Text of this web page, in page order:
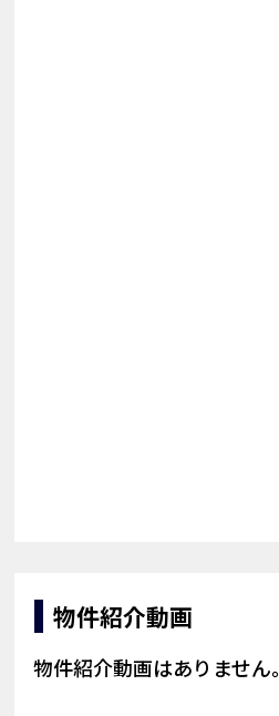
物件紹介動画
物件紹介動画はありません。